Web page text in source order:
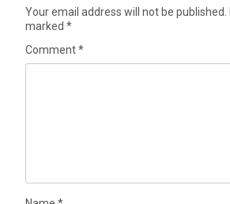
Your email address will not be published.
marked*
Comment*